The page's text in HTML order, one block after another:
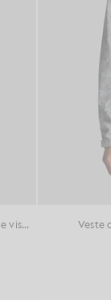
Chemise en jacquard à motifs floraux, mélange de viscose
Veste